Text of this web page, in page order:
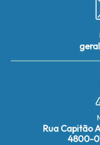
Rua Capitão
4800-